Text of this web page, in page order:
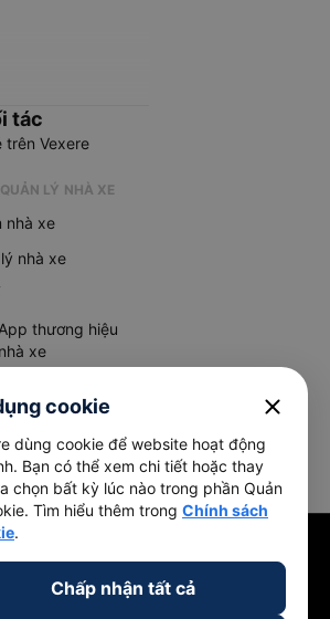
tác
trên Vexere
LÝ NHÀ XE
nhà xe
nhà xe
thương hiệu
xe
LÝ HÀNG HOÁ
quản lý hàng hoá
hàng hoá
cookie close
dùng cookie để website hoạt động
Bạn có thể xem chi tiết hoặc thay
chọn bất kỳ lúc nào trong phần Quản
Tìm hiểu thêm trong Chính sách
.
Chấp nhận tất cả